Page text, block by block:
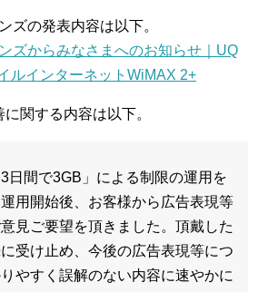
ズの発表内容は以下。
ズからみなさまへのお知らせ｜UQ
ルインターネットWiMAX 2+
関する内容は以下。
日間で3GB」による制限の運用を
用開始後、お客様から広告表現等
見ご要望を頂きました。頂戴した
受け止め、今後の広告表現等につ
やすく誤解のない内容に速やかに